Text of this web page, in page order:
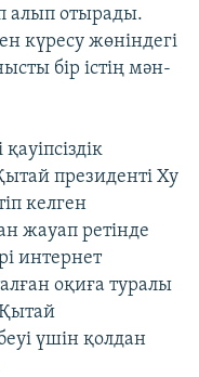
алып отырады.
күресу жөніндегі
бір істің мән-
президенті Ху
келген
жауап ретінде
интернет
оқиға туралы
үшін қолдан